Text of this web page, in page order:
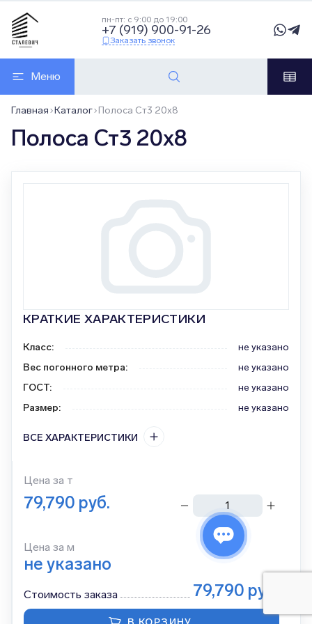
пн-пт: с 9:00 до 19:00
+7 (919) 900-91-26
Заказать звонок
Меню
Главная Каталог Полоса Ст3 20x8
Полоса Ст3 20x8
КРАТКИЕ ХАРАКТЕРИСТИКИ
Класс:
не указано
Вес погонного метра:
не указано
ГОСТ:
не указано
Размер: не указано
ВСЕ ХАРАКТЕРИСТИКИ
Цена за т
79,790 руб.
тонн
Цена за м
не указано
Стоимость заказа 79,790 руб.